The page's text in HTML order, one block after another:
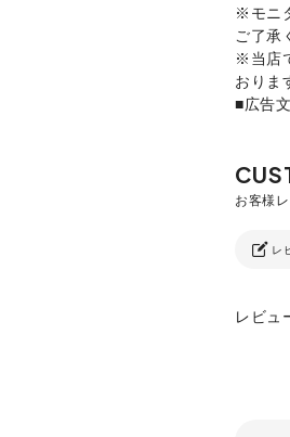
※モニ
ご了承
※当店
おりま
■広告
レ
レビュ